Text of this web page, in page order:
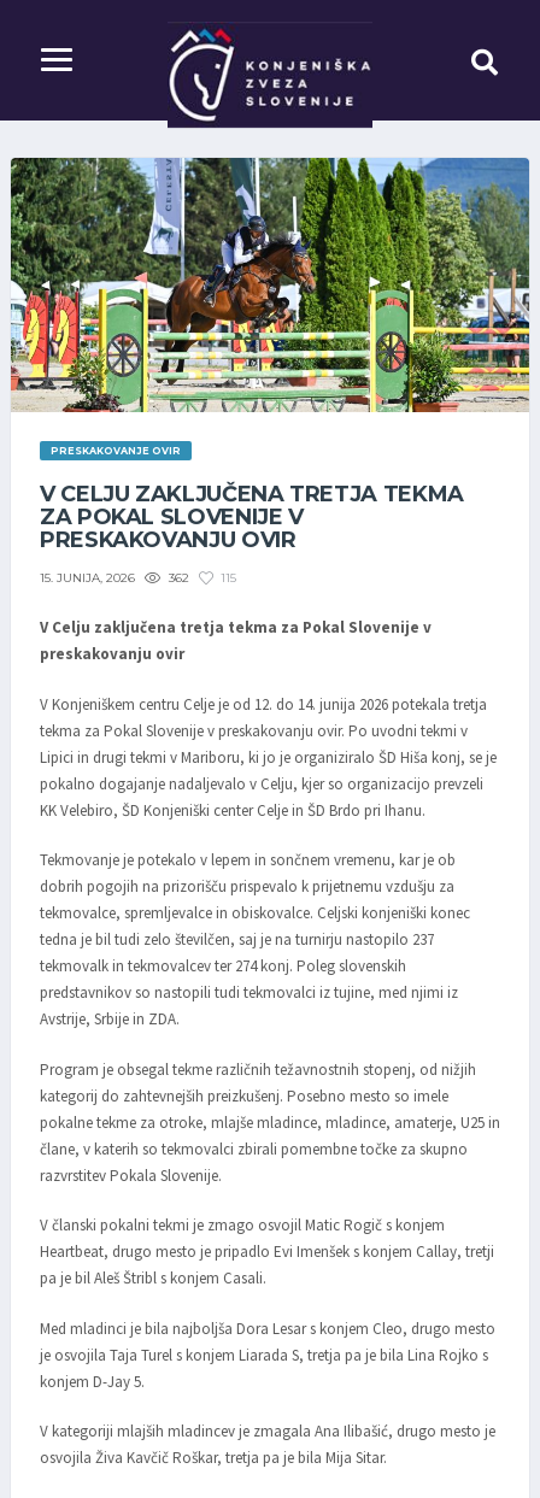
PRESKAKOVANJE OVIR
V CELJU ZAKLJUČENA TRETJA TEKMA
ZA POKAL SLOVENIJE V
PRESKAKOVANJU OVIR
15. JUNIJA, 2026 362 115
V Celju zaključena tretja tekma za Pokal Slovenije v
preskakovanju ovir
V Konjeniškem centru Celje je od 12. do 14. junija 2026 potekala tretja
tekma za Pokal Slovenije v preskakovanju ovir. Po uvodni tekmi v
Lipici in drugi tekmi v Mariboru, ki jo je organiziralo ŠD Hiša konj, se je
pokalno dogajanje nadaljevalo v Celju, kjer so organizacijo prevzeli
KK Velebiro, ŠD Konjeniški center Celje in ŠD Brdo pri Ihanu.
Tekmovanje je potekalo v lepem in sončnem vremenu, kar je ob
dobrih pogojih na prizorišču prispevalo k prijetnemu vzdušju za
tekmovalce, spremljevalce in obiskovalce. Celjski konjeniški konec
tedna je bil tudi zelo številčen, saj je na turnirju nastopilo 237
tekmovalk in tekmovalcev ter 274 konj. Poleg slovenskih
predstavnikov so nastopili tudi tekmovalci iz tujine, med njimi iz
Avstrije, Srbije in ZDA.
Program je obsegal tekme različnih težavnostnih stopenj, od nižjih
kategorij do zahtevnejših preizkušenj. Posebno mesto so imele
pokalne tekme za otroke, mlajše mladince, mladince, amaterje, U25 in
člane, v katerih so tekmovalci zbirali pomembne točke za skupno
razvrstitev Pokala Slovenije.
V članski pokalni tekmi je zmago osvojil Matic Rogič s konjem
Heartbeat, drugo mesto je pripadlo Evi Imenšek s konjem Callay, tretji
pa je bil Aleš Štribl s konjem Casali.
Med mladinci je bila najboljša Dora Lesar s konjem Cleo, drugo mesto
je osvojila Taja Turel s konjem Liarada S, tretja pa je bila Lina Rojko s
konjem D-Jay 5.
V kategoriji mlajših mladincev je zmagala Ana Ilibašić, drugo mesto je
osvojila Živa Kavčič Roškar, tretja pa je bila Mija Sitar.